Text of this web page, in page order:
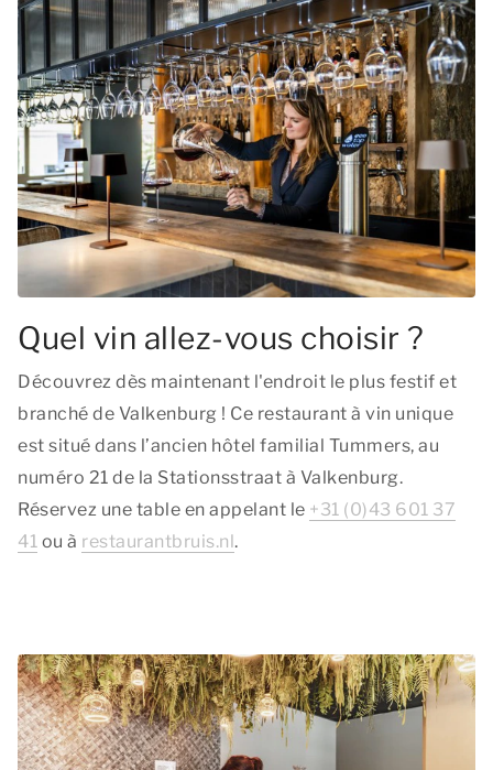
Quel vin allez-vous choisir ?
Découvrez dès maintenant l'endroit le plus festif et
branché de Valkenburg ! Ce restaurant à vin unique
est situé dans l’ancien hôtel familial Tummers, au
numéro 21 de la Stationsstraat à Valkenburg.
Réservez une table en appelant le +31 (0)43 601 37
41 ou à restaurantbruis.nl .